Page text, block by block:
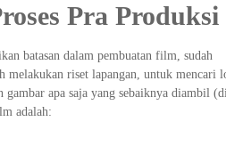
Pra Produksi
batasan dalam pembuatan film, sudah
melakukan riset lapangan, untuk mencari
apa saja yang sebaiknya diambil
adalah: